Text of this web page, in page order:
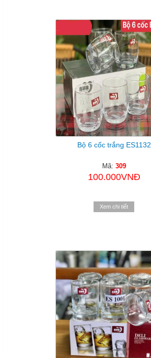
Bộ 6 cốc trắng ES1132
Mã: 309
100.000VNĐ
Xem chi tiết